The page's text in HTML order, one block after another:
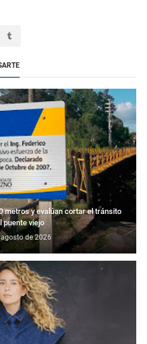
metros y evalúan cortar el tránsito
puente viejo
de 2026